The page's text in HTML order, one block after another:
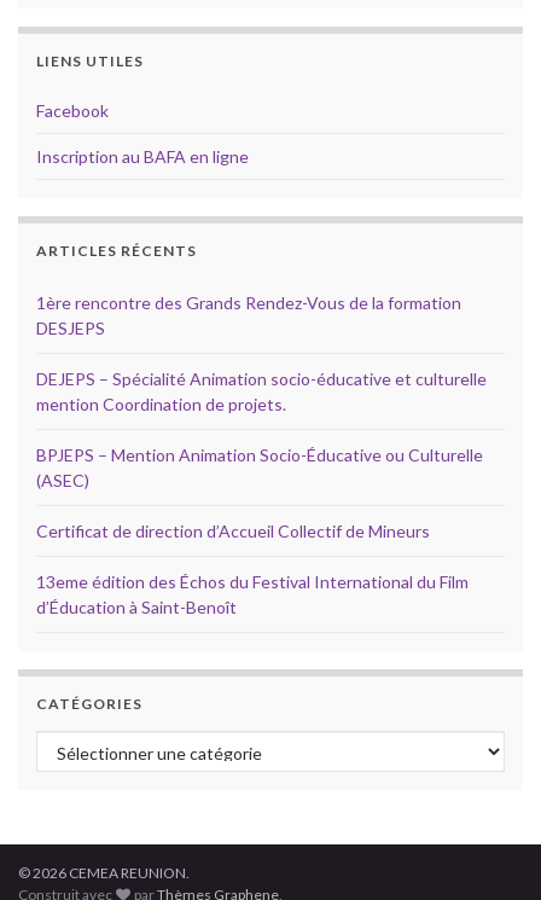
LIENS UTILES
Facebook
Inscription au BAFA en ligne
ARTICLES RÉCENTS
1ère rencontre des Grands Rendez-Vous de la formation
DESJEPS
DEJEPS – Spécialité Animation socio-éducative et culturelle
mention Coordination de projets.
BPJEPS – Mention Animation Socio-Éducative ou Culturelle
(ASEC)
Certificat de direction d’Accueil Collectif de Mineurs
13eme édition des Échos du Festival International du Film
d’Éducation à Saint-Benoît
CATÉGORIES
Catégories
© 2026 CEMEA REUNION.
Construit avec
parThèmes Graphene